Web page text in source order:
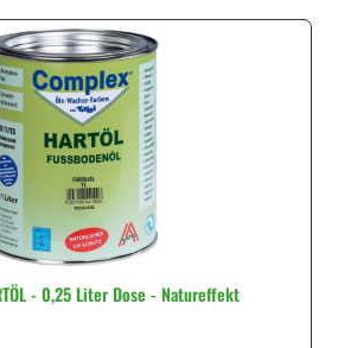
- 0,25 Liter Dose - Natureffekt